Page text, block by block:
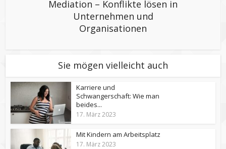
Mediation – Konflikte lösen in
Unternehmen und
Organisationen
Sie mögen vielleicht auch
Karriere und
Schwangerschaft: Wie man
beides...
17. März 2023
Mit Kindern am Arbeitsplatz
17. März 2023